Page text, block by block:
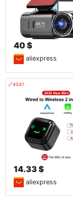
40 $
aliexpress
🔗404?
14.33 $
aliexpress